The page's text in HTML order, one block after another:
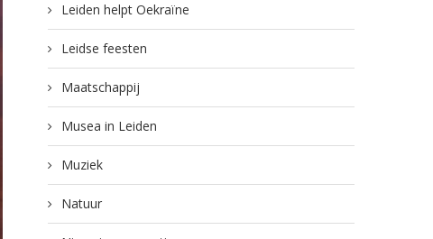
Leiden helpt Oekraïne
Leidse feesten
Maatschappij
Musea in Leiden
Muziek
Natuur